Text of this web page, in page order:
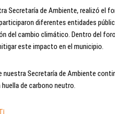
Secretaría de Ambiente, realizó el
diferentes entidades
del cambio climático. Dentro del
este impacto en el municipio.
nuestra Secretaría de Ambiente
de carbono neutro.